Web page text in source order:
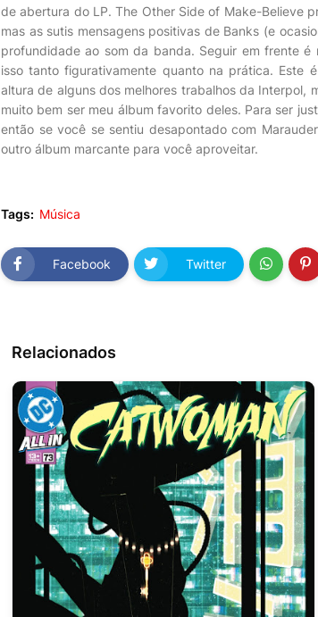
de abertura do LP. The Other Side of Make-Believe
mas as sutis mensagens positivas de Banks (e
profundidade ao som da banda. Seguir em frente
isso tanto figurativamente quanto na prática. Este
altura de alguns dos melhores trabalhos da Interpol,
muito bem ser meu álbum favorito deles. Para ser
então se você se sentiu desapontado com
outro álbum marcante para você aproveitar.
Tags: Música
Facebook Twitter
Relacionados